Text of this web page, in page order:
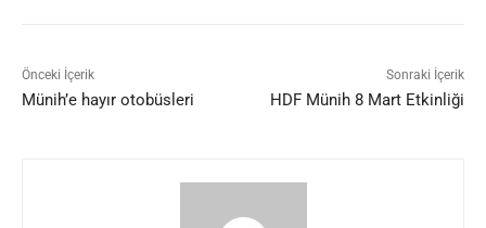
Önceki İçerik
Münih’e hayır otobüsleri
Sonraki İçerik
HDF Münih 8 Mart Etkinliği